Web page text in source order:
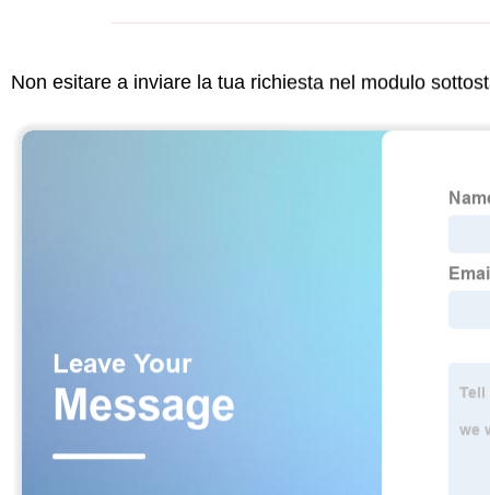
Non esitare a inviare la tua richiesta nel modulo